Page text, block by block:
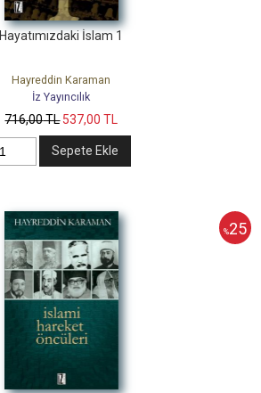
Hayatımızdaki İslam 1
Hayreddin Karaman
İz Yayıncılık
716,00TL 537,00 TL
Sepete Ekle
%25